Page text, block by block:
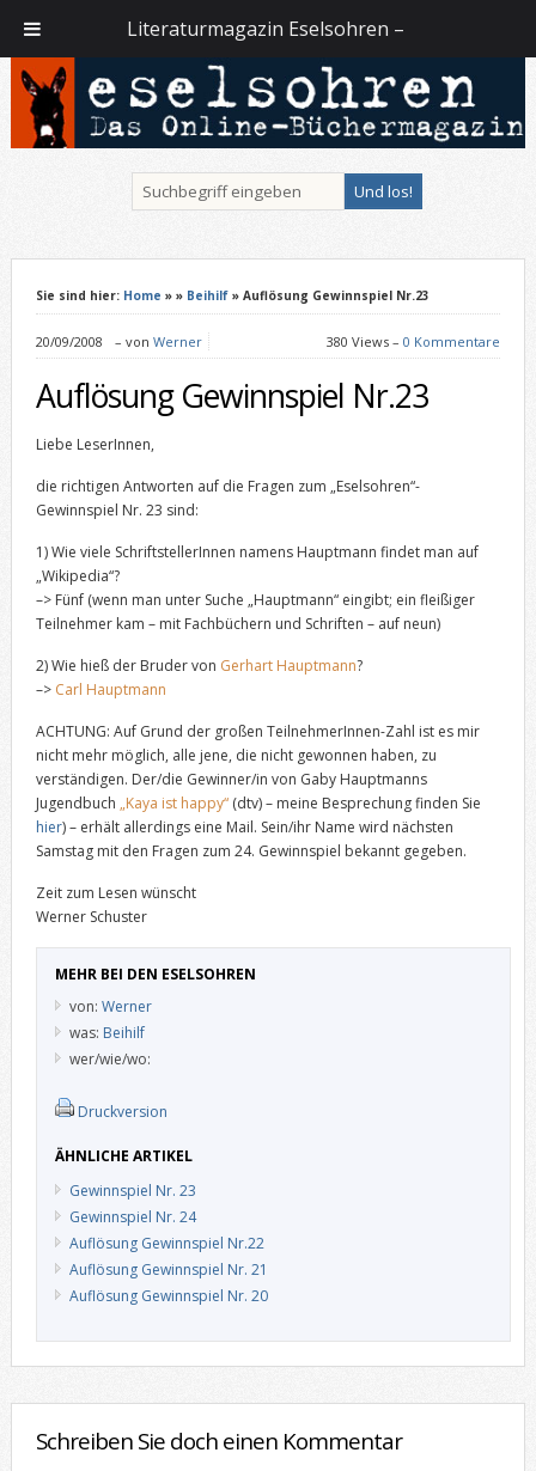
Sie sind hier: Home » » Beihilf» Auflösung Gewinnspiel Nr.23
20/09/2008 – von Werner 380 Views –0 Kommentare
Auflösung Gewinnspiel Nr.23
Liebe LeserInnen,
die richtigen Antworten auf die Fragen zum „Eselsohren“-
Gewinnspiel Nr. 23 sind:
1) Wie viele SchriftstellerInnen namens Hauptmann findet man auf
„Wikipedia“?
–> Fünf (wenn man unter Suche „Hauptmann“ eingibt; ein fleißiger
Teilnehmer kam – mit Fachbüchern und Schriften – auf neun)
2) Wie hieß der Bruder von Gerhart Hauptmann?
–> Carl Hauptmann
ACHTUNG: Auf Grund der großen TeilnehmerInnen-Zahl ist es mir
nicht mehr möglich, alle jene, die nicht gewonnen haben, zu
verständigen. Der/die Gewinner/in von Gaby Hauptmanns
Jugendbuch „Kaya ist happy“(dtv) – meine Besprechung finden Sie
hier) – erhält allerdings eine Mail. Sein/ihr Name wird nächsten
Samstag mit den Fragen zum 24. Gewinnspiel bekannt gegeben.
Zeit zum Lesen wünscht
Werner Schuster
MEHR BEI DEN ESELSOHREN
von: Werner
was: Beihilf
wer/wie/wo:
Druckversion
ÄHNLICHE ARTIKEL
Gewinnspiel Nr. 23
Gewinnspiel Nr. 24
Auflösung Gewinnspiel Nr.22
Auflösung Gewinnspiel Nr. 21
Auflösung Gewinnspiel Nr. 20
Schreiben Sie doch einen Kommentar
Literaturmagazin Eselsohren –